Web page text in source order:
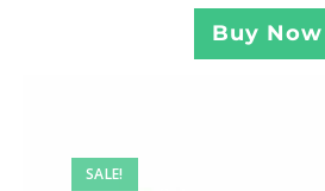
Buy Now
SALE!